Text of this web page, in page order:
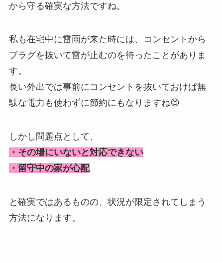
から守る確実な方法ですね。
私も在宅中に雷雨が来た時には、コンセントから
プラグを抜いて雷が止むのを待ったことがありま
す。
長い外出では事前にコンセントを抜いておけば無
駄な電力も使わずに節約にもなりますね😊
しかし問題点として、
・その場にいないと対応できない
・留守中の家が心配
と確実ではあるものの、状況が限定されてしまう
方法になります。